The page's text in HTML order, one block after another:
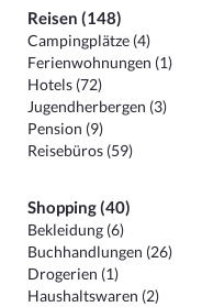
Reisen (148)
Campingplätze (4)
Ferienwohnungen (1)
Hotels (72)
Jugendherbergen (3)
Pension (9)
Reisebüros (59)
Shopping (40)
Bekleidung (6)
Buchhandlungen (26)
Drogerien (1)
Haushaltswaren (2)